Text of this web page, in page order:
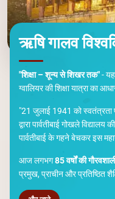
ऋषि गालव
"शिक्षा – शून्य से शिखर तक"- यह
ग्वालियर की शिक्षा यात्रा का
"21 जुलाई 1941 को स्वतंत्रता
द्वारा पार्वतीबाई गोखले
पार्वतीबाई के गहने बेचकर इस
आज लगभग85 वर्षों की
प्रमुख, प्राचीन और प्रतिष्ठित